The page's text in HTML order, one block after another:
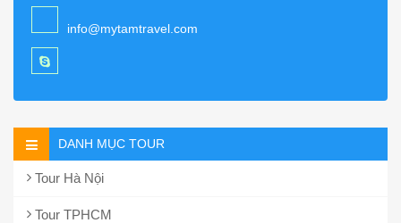
info@mytamtravel.com
DANH MỤC TOUR
Tour Hà Nội
Tour TPHCM